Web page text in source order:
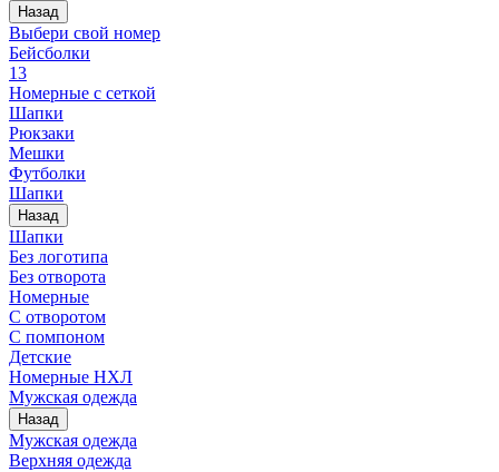
Назад
Выбери свой номер
Бейсболки
13
Номерные с сеткой
Шапки
Рюкзаки
Мешки
Футболки
Шапки
Назад
Шапки
Без логотипа
Без отворота
Номерные
С отворотом
С помпоном
Детские
Номерные НХЛ
Мужская одежда
Назад
Мужская одежда
Верхняя одежда